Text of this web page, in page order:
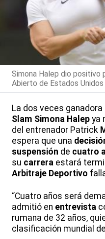
Simona Halep dio positivo
Abierto de Estados
La dos veces
Slam Simona Halep ya
del entrenador Patrick
espera que una
suspensión de cuatro
su carrera estará
Arbitraje Deportivo
“Cuatro años será
admitió en entrevista
rumana de 32 años,
clasificación mundial